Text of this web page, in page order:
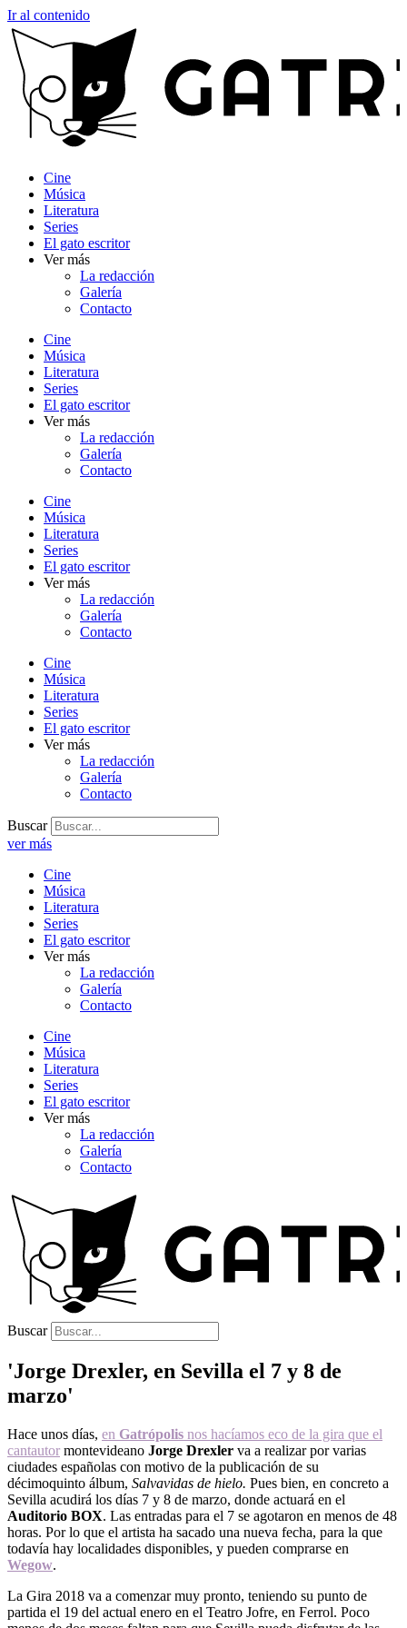
Ir al contenido
Cine
Música
Literatura
Series
El gato escritor
Ver más
La redacción
Galería
Contacto
Cine
Música
Literatura
Series
El gato escritor
Ver más
La redacción
Galería
Contacto
Cine
Música
Literatura
Series
El gato escritor
Ver más
La redacción
Galería
Contacto
Cine
Música
Literatura
Series
El gato escritor
Ver más
La redacción
Galería
Contacto
Buscar
ver más
Cine
Música
Literatura
Series
El gato escritor
Ver más
La redacción
Galería
Contacto
Cine
Música
Literatura
Series
El gato escritor
Ver más
La redacción
Galería
Contacto
Buscar
'Jorge Drexler, en Sevilla el 7 y 8 de
marzo'
Hace unos días, en Gatrópolis nos hacíamos eco de la gira que el
cantautor montevideano Jorge Drexler va a realizar por varias
ciudades españolas con motivo de la publicación de su
décimoquinto álbum, Salvavidas de hielo. Pues bien, en concreto a
Sevilla acudirá los días 7 y 8 de marzo, donde actuará en el
Auditorio BOX. Las entradas para el 7 se agotaron en menos de 48
horas. Por lo que el artista ha sacado una nueva fecha, para la que
todavía hay localidades disponibles, y pueden comprarse en
Wegow.
La Gira 2018 va a comenzar muy pronto, teniendo su punto de
partida el 19 del actual enero en el Teatro Jofre, en Ferrol. Poco